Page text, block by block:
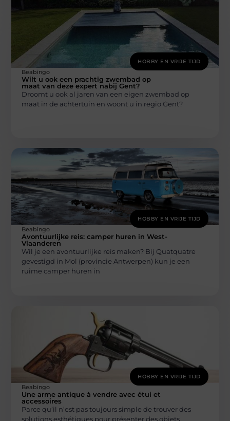
HOBBY EN VRIJE TIJD
Beabingo
Wilt u ook een prachtig zwembad op
maat van deze expert nabij Gent?
Droomt u ook al jaren van een eigen zwembad op
maat in de achtertuin en woont u in regio Gent?
HOBBY EN VRIJE TIJD
Beabingo
Avontuurlijke reis: camper huren in West-
Vlaanderen
Wil je een avontuurlijke reis maken? Bij Quatquatre
gevestigd in Mol (provincie Antwerpen) kun je een
ruime camper huren in
HOBBY EN VRIJE TIJD
Beabingo
Une arme antique à vendre avec étui et
accessoires
Parce qu’il n’est pas toujours simple de trouver des
solutions esthétiques pour présenter des objets